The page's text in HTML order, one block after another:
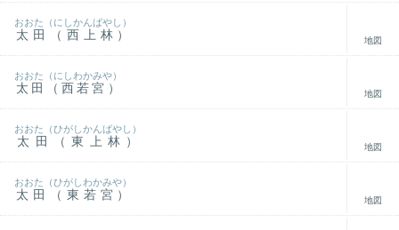
太田（西上林）
おおた（にしかんばやし）
地図
太田（西若宮）
おおた（にしわかみや）
地図
太田（東上林）
おおた（ひがしかんばやし）
地図
太田（東若宮）
おおた（ひがしわかみや）
地図